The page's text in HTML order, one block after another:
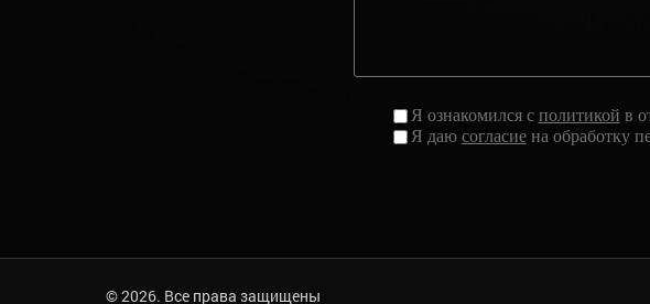
Я ознакомился с политикой в
Я даю согласиена обработку
© 2026. Все права защищены